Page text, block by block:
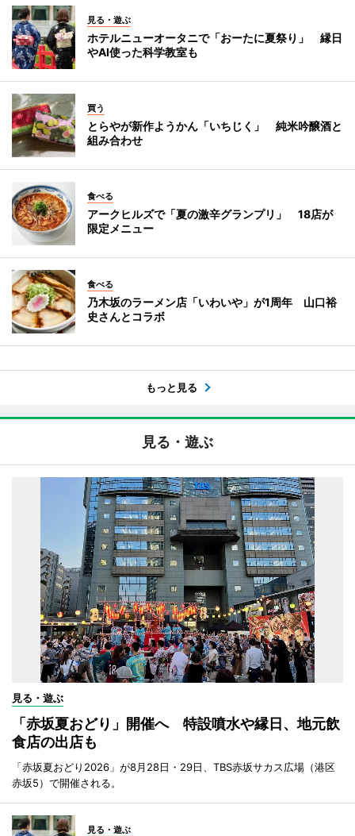
見る・遊ぶ
ホテルニューオータニで「おーたに夏祭り」 縁日
やAI使った科学教室も
買う
とらやが新作ようかん「いちじく」 純米吟醸酒と
組み合わせ
食べる
アークヒルズで「夏の激辛グランプリ」 18店が
限定メニュー
食べる
乃木坂のラーメン店「いわいや」が1周年 山口裕
史さんとコラボ
もっと見る
見る・遊ぶ
見る・遊ぶ
「赤坂夏おどり」開催へ 特設噴水や縁日、地元飲
食店の出店も
「赤坂夏おどり2026」が8月28日・29日、TBS赤坂サカス広場（港区
赤坂5）で開催される。
見る・遊ぶ